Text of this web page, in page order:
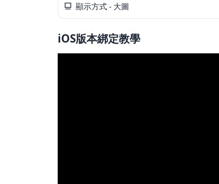
父親節好禮
租屋小家電
顯示方式 - 大圖
iOS版本綁定教學